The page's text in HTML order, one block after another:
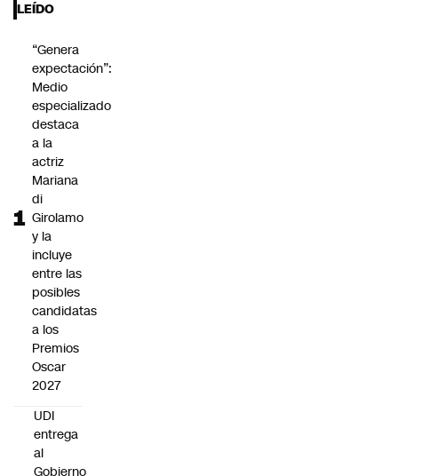
LEÍDO
“Genera
expectación”:
Medio
especializado
destaca
a la
actriz
Mariana
di
Girolamo
y la
incluye
entre las
posibles
candidatas
a los
Premios
Oscar
2027
UDI
entrega
al
Gobierno